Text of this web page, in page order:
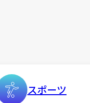
スポーツ